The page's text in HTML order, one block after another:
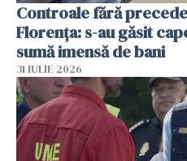
Controale fără
Florența: s-au găsit
sumă imensă de bani
31 IULIE 2026